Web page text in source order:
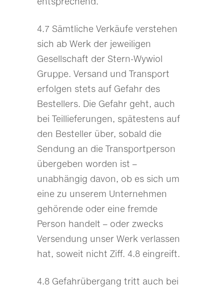
4.7 Sämtliche Verkäufe verstehen
sich ab Werk der jeweiligen
Gesellschaft der Stern-Wywiol
Gruppe. Versand und Transport
erfolgen stets auf Gefahr des
Bestellers. Die Gefahr geht, auch
bei Teillieferungen, spätestens auf
den Besteller über, sobald die
Sendung an die Transportperson
übergeben worden ist –
unabhängig davon, ob es sich um
eine zu unserem Unternehmen
gehörende oder eine fremde
Person handelt – oder zwecks
Versendung unser Werk verlassen
hat, soweit nicht Ziff. 4.8 eingreift.
4.8 Gefahrübergang tritt auch bei